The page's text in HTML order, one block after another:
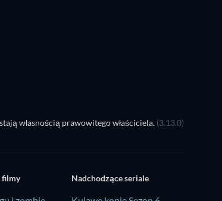
własnością prawowitego właściciela. (3.13.0)
filmy Nadchodzące seriale